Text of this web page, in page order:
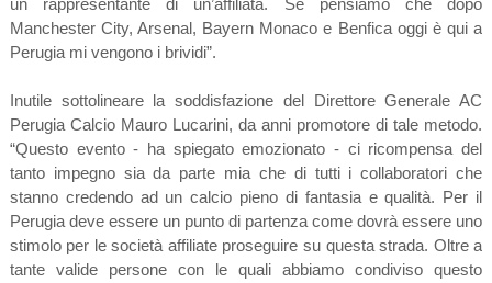
un rappresentante di un’affiliata. Se pensiamo che dopo
Manchester City, Arsenal, Bayern Monaco e Benfica oggi è qui a
Perugia mi vengono i brividi”.
Inutile sottolineare la soddisfazione del Direttore Generale AC
Perugia Calcio Mauro Lucarini, da anni promotore di tale metodo.
“Questo evento - ha spiegato emozionato - ci ricompensa del
tanto impegno sia da parte mia che di tutti i collaboratori che
stanno credendo ad un calcio pieno di fantasia e qualità. Per il
Perugia deve essere un punto di partenza come dovrà essere uno
stimolo per le società affiliate proseguire su questa strada. Oltre a
tante valide persone con le quali abbiamo condiviso questo